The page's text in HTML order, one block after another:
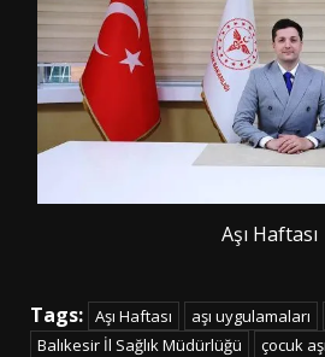
Aşı Haftası
Tags: Aşı Haftası aşı uygulamaları
Balıkesir İl Sağlık Müdürlüğü
çocuk